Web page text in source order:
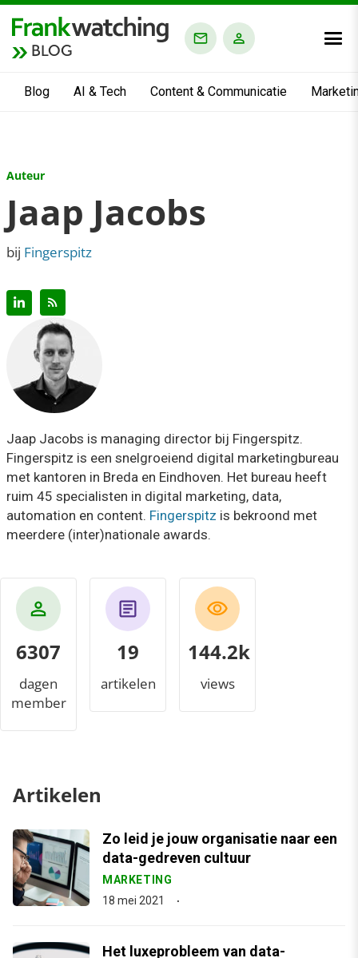
BLOG
Blog AI & Tech Content & Communicatie
Auteur
Jaap Jacobs
bij Fingerspitz
Jaap Jacobs is managing director bij Fingerspitz.
Fingerspitz is een snelgroeiend digital marketingbureau
met kantoren in Breda en Eindhoven​. ​Het bureau heeft
ruim 45 specialisten in digital marketing, data,
automation en content. Fingerspitz is bekroond met
meerdere (inter)nationale awards.
6307
dagen
member
19
artikelen
158.1k
views
Artikelen
Zo leid je jouw organisatie naar een
data-gedreven cultuur
MARKETING
18 mei 2021
Het luxeprobleem van data-